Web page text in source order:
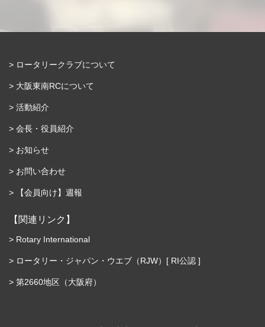
ロータリークラブについて
大阪東南RCについて
活動紹介
会長・役員紹介
お知らせ
お問い合わせ
【会員向け】週報
【関連リンク】
Rotary International
ロータリー・ジャパン・ウエブ（RJW）[ RI公認 ]
第2660地区（大阪府）